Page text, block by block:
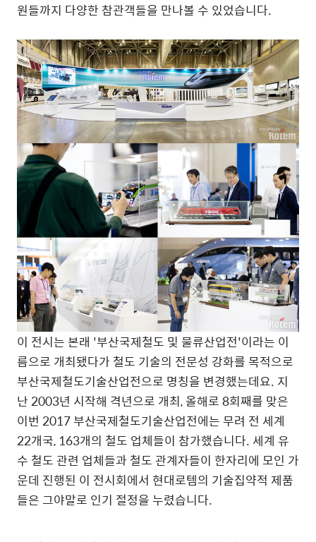
원들까지 다양한 참관객들을 만나볼 수 있었습니다.
이 전시는 본래 '부산국제철도 및 물류산업전'이라는 이
름으로 개최됐다가 철도 기술의 전문성 강화를 목적으로
부산국제철도기술산업전으로 명칭을 변경했는데요. 지
난 2003년 시작해 격년으로 개최, 올해로 8회째를 맞은
이번 2017 부산국제철도기술산업전에는 무려 전 세계
22개국, 163개의 철도 업체들이 참가했습니다. 세계 유
수 철도 관련 업체들과 철도 관계자들이 한자리에 모인 가
운데 진행된 이 전시회에서 현대로템의 기술집약적 제품
들은 그야말로 인기 절정을 누렸습니다.